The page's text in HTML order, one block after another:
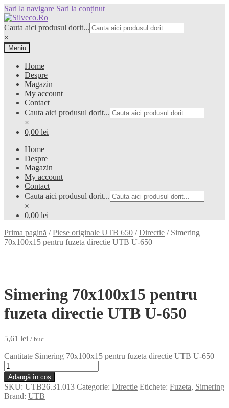
Sari la navigare Sari la conținut
Cauta aici produsul dorit...
×
Meniu
Home
Despre
Magazin
My account
Contact
Cauta aici produsul dorit...
×
0,00 lei
Home
Despre
Magazin
My account
Contact
Cauta aici produsul dorit...
×
0,00 lei
Prima pagină /Piese originale UTB 650 /Directie / Simering
70x100x15 pentru fuzeta directie UTB U-650
Simering 70x100x15 pentru
fuzeta directie UTB U-650
5,61 lei / buc
Cantitate Simering 70x100x15 pentru fuzeta directie UTB U-650
Adaugă în coș
SKU: UTB26.31.013 Categorie: Directie Etichete: Fuzeta, Simering
Brand: UTB